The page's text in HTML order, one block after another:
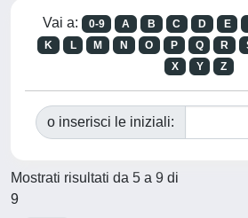
Vai a: 0-9 A B C D E
K
L M N O P Q R
X
Y Z
o inserisci le iniziali:
Mostrati risultati da 5 a 9 di
9